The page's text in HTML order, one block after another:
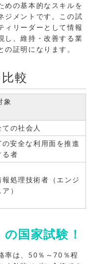
めの基本的なスキルを
ジメントです。この試
ィリーダーとして情報
し、維持・改善する業
証明になります。
較
象
ての社会人
の安全な利用面を推進
る者
報処理技術者（エンジ
）
国家試験！
率は、50％～70％程